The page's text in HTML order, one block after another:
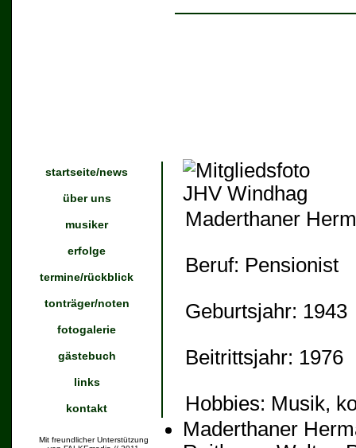
startseite/news
über uns
musiker
erfolge
termine/rückblick
tonträger/noten
fotogalerie
gästebuch
links
kontakt
Mit freundlicher Unterstützung
Maderthaner
Beruf: Pensionist
Geburtsjahr: 1943
Beitrittsjahr: 1976
Hobbies: Musik,
Maderthaner